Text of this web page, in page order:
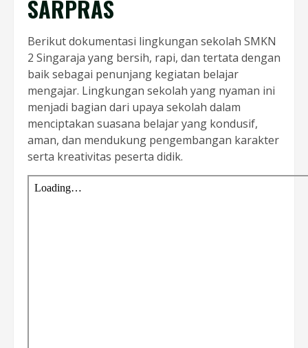
SARPRAS
Berikut dokumentasi lingkungan sekolah SMKN
2 Singaraja yang bersih, rapi, dan tertata dengan
baik sebagai penunjang kegiatan belajar
mengajar. Lingkungan sekolah yang nyaman ini
menjadi bagian dari upaya sekolah dalam
menciptakan suasana belajar yang kondusif,
aman, dan mendukung pengembangan karakter
serta kreativitas peserta didik.